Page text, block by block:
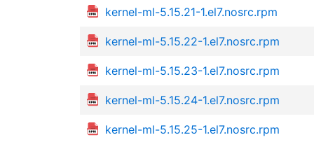
kernel-ml-5.15.21-1.el7.nosrc.rpm
kernel-ml-5.15.22-1.el7.nosrc.rpm
kernel-ml-5.15.23-1.el7.nosrc.rpm
kernel-ml-5.15.24-1.el7.nosrc.rpm
kernel-ml-5.15.25-1.el7.nosrc.rpm